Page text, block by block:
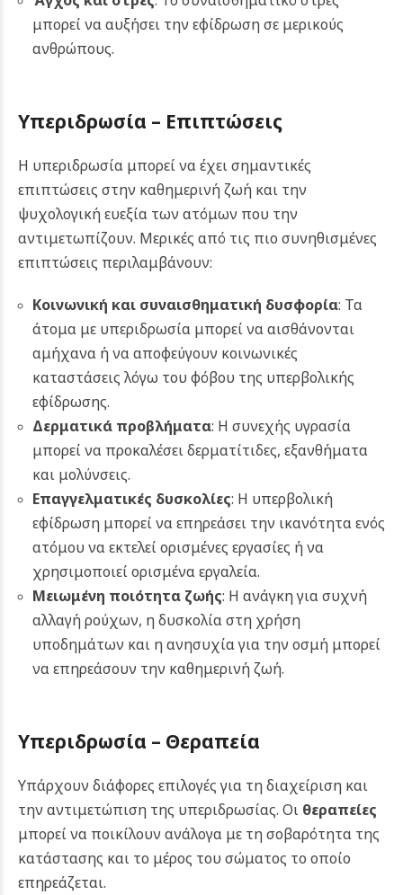
μπορεί να αυξήσει την εφίδρωση σε μερικούς
ανθρώπους.
Υπεριδρωσία – Επιπτώσεις
Η υπεριδρωσία μπορεί να έχει σημαντικές
επιπτώσεις στην καθημερινή ζωή και την
ψυχολογική ευεξία των ατόμων που την
αντιμετωπίζουν. Μερικές από τις πιο συνηθισμένες
επιπτώσεις περιλαμβάνουν:
Κοινωνική και συναισθηματική δυσφορία: Τα
άτομα με υπεριδρωσία μπορεί να αισθάνονται
αμήχανα ή να αποφεύγουν κοινωνικές
καταστάσεις λόγω του φόβου της υπερβολικής
εφίδρωσης.
Δερματικά προβλήματα: Η συνεχής υγρασία
μπορεί να προκαλέσει δερματίτιδες, εξανθήματα
και μολύνσεις.
Επαγγελματικές δυσκολίες: Η υπερβολική
εφίδρωση μπορεί να επηρεάσει την ικανότητα ενός
ατόμου να εκτελεί ορισμένες εργασίες ή να
χρησιμοποιεί ορισμένα εργαλεία.
Μειωμένη ποιότητα ζωής: Η ανάγκη για συχνή
αλλαγή ρούχων, η δυσκολία στη χρήση
υποδημάτων και η ανησυχία για την οσμή μπορεί
να επηρεάσουν την καθημερινή ζωή.
Υπεριδρωσία – Θεραπεία
Υπάρχουν διάφορες επιλογές για τη διαχείριση και
την αντιμετώπιση της υπεριδρωσίας. Οι θεραπείες
μπορεί να ποικίλουν ανάλογα με τη σοβαρότητα της
κατάστασης και το μέρος του σώματος το οποίο
επηρεάζεται.